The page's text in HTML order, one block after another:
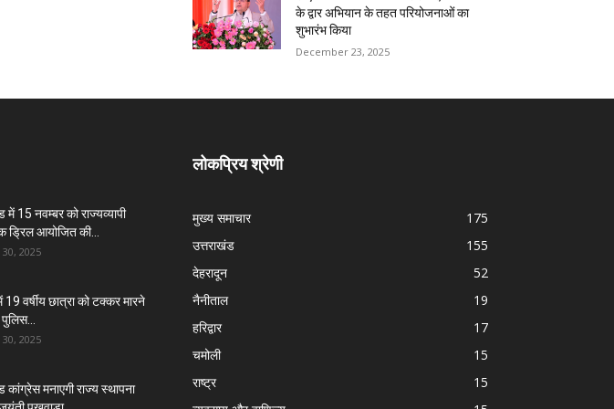
के द्वार अभियान के तहत परियोजनाओं का
शुभारंभ किया
December 23, 2025
में 15 नवम्बर को राज्यव्यापी
ड्रिल आयोजित की...
2025
19 वर्षीय छात्रा को टक्कर मारने
2025
कांग्रेस मनाएगी राज्य स्थापना
लोकप्रिय श्रेणी
मुख्य समाचार
175
उत्तराखंड
155
देहरादून
52
नैनीताल
19
हरिद्वार
17
चमोली
15
राष्ट्र
15